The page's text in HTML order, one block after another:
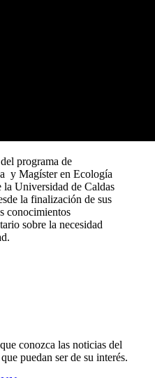
programa de
y Magíster en Ecología
la Universidad de Caldas
la finalización de sus
conocimientos
sobre la necesidad
conozca las noticias del
puedan ser de su interés.